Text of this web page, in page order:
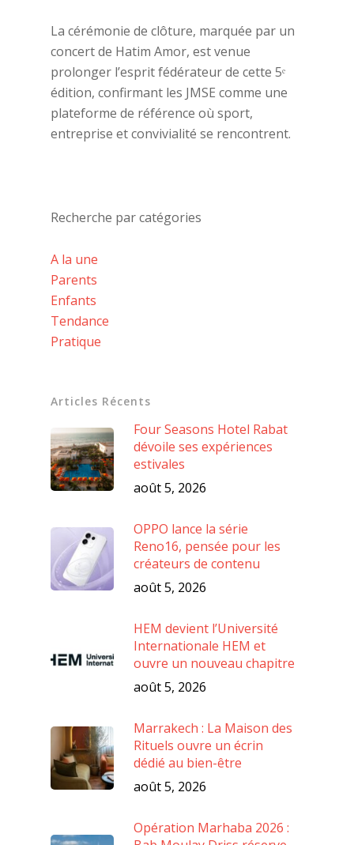
La cérémonie de clôture, marquée par un
concert de Hatim Amor, est venue
prolonger l’esprit fédérateur de cette 5ᵉ
édition, confirmant les JMSE comme une
plateforme de référence où sport,
entreprise et convivialité se rencontrent.
Recherche par catégories
A la une
Parents
Enfants
Tendance
Pratique
Articles Récents
Four Seasons Hotel Rabat
dévoile ses expériences
estivales
août 5, 2026
OPPO lance la série
Reno16, pensée pour les
créateurs de contenu
août 5, 2026
HEM devient l’Université
Internationale HEM et
ouvre un nouveau chapitre
août 5, 2026
Marrakech : La Maison des
Rituels ouvre un écrin
dédié au bien-être
août 5, 2026
Opération Marhaba 2026 :